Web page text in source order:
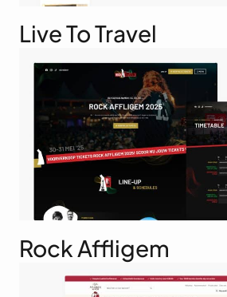
Live To Travel
Rock Affligem